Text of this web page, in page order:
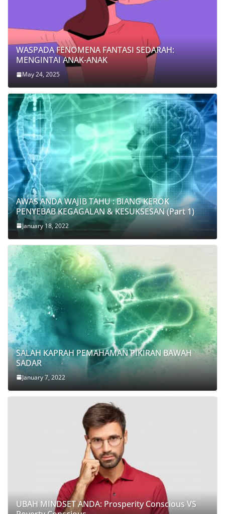
WASPADA FENOMENA FANTASI SEDARAH:
MENGINTAI ANAK-ANAK
May 24, 2025
AWAS ANDA WAJIB TAHU : BIANG KEROK
PENYEBAB KEGAGALAN & KESUKSESAN (Part 1)
January 18, 2022
SALAH KAPRAH PEMAHAMAN PIKIRAN BAWAH
SADAR
January 7, 2022
UBAH MINDSET ANDA: Prosperity Conscious VS